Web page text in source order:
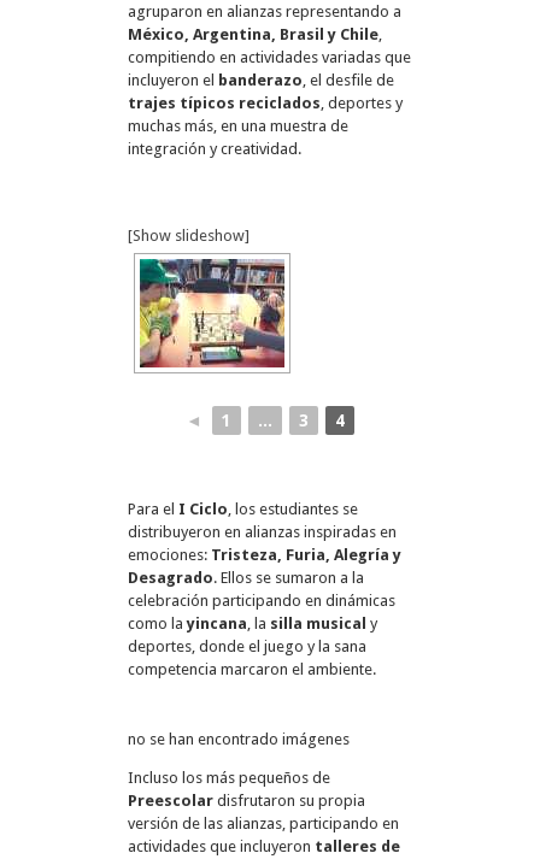
agruparon en alianzas representando a
México, Argentina, Brasil y Chile,
compitiendo en actividades variadas que
incluyeron el banderazo, el desfile de
trajes típicos reciclados, deportes y
muchas más, en una muestra de
integración y creatividad.
[Show slideshow]
◄ 1 ... 3 4
Para el I Ciclo, los estudiantes se
distribuyeron en alianzas inspiradas en
emociones: Tristeza, Furia, Alegría y
Desagrado. Ellos se sumaron a la
celebración participando en dinámicas
como layincana, la silla musical y
deportes, donde el juego y la sana
competencia marcaron el ambiente.
no se han encontrado imágenes
Incluso los más pequeños de
Preescolardisfrutaron su propia
versión de las alianzas, participando en
actividades que incluyeron talleres de